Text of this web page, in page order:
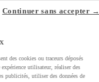
des cookies ou traceurs déposés
utilisateur, réaliser des
publicités, utiliser des données de
Continuer sans accepter →